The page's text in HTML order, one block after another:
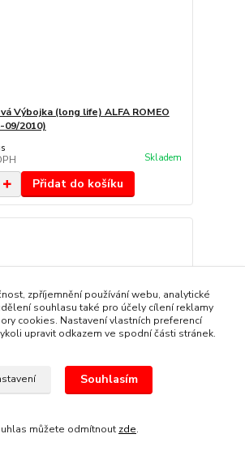
Výbojka (long life) ALFA ROMEO
09/2010)
Skladem
Přidat do košíku
zpříjemnění používání webu, analytické
souhlasu také pro účely cílení reklamy
cookies. Nastavení vlastních preferencí
upravit odkazem ve spodní části stránek.
Souhlasím
můžete odmítnout zde.